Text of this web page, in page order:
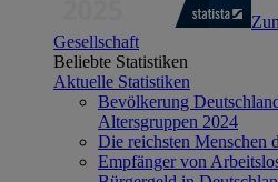
Gesellschaft
Beliebte Statistiken
Aktuelle Statistiken
Bevölkerung
Altersgruppen 2024
Die reichsten Menschen
Empfänger von